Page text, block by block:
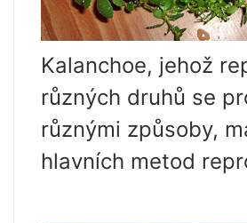
Kalanchoe, jehož
různých druhů se
různými způsoby,
hlavních metod